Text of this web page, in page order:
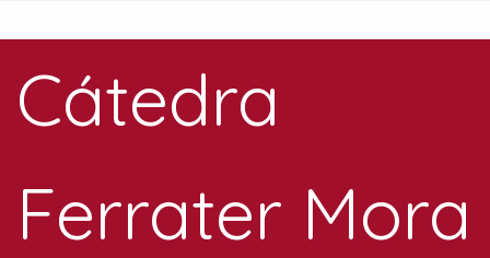
Cátedra
Ferrater Mora